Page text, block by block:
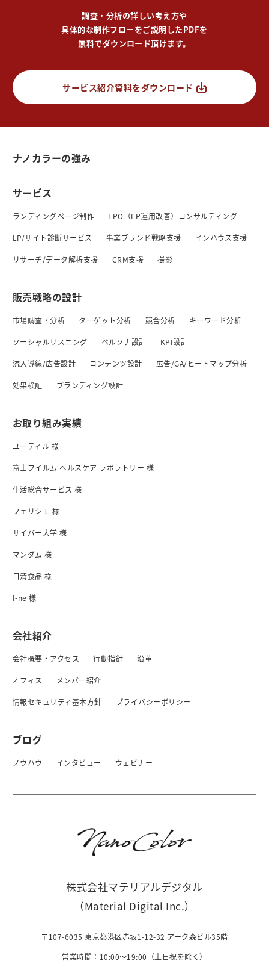
調査・分析の詳しい考え方や
具体的な制作フローをご説明したPDFを
無料でダウンロード頂けます。
サービス紹介資料をダウンロード
ナノカラーの強み
サービス
ランディングページ制作 LPO（LP運用改善）コンサルティング
LP/サイト診断サービス 事業ブランド戦略支援 インハウス支援
リサーチ/データ解析支援 CRM支援 撮影
販売戦略の設計
市場調査・分析 ターゲット分析 競合分析 キーワード分析
ソーシャルリスニング ペルソナ設計 KPI設計
流入導線/広告設計 コンテンツ設計 広告/GA/ヒートマップ分析
効果検証 ブランディング設計
お取り組み実績
ユーティル 様
富士フイルム ヘルスケア ラボラトリー 様
生活総合サービス 様
フェリシモ 様
サイバー大学 様
マンダム 様
日清食品 様
I-ne 様
会社紹介
会社概要・アクセス 行動指針 沿革
オフィス メンバー紹介
情報セキュリティ基本方針 プライバシーボリシー
ブログ
ノウハウ インタビュー ウェビナー
株式会社マテリアルデジタル
（Material Digital Inc.）
〒107-6035 東京都港区赤坂1-12-32 アーク森ビル35階
営業時間：10:00〜19:00（土日祝を除く）